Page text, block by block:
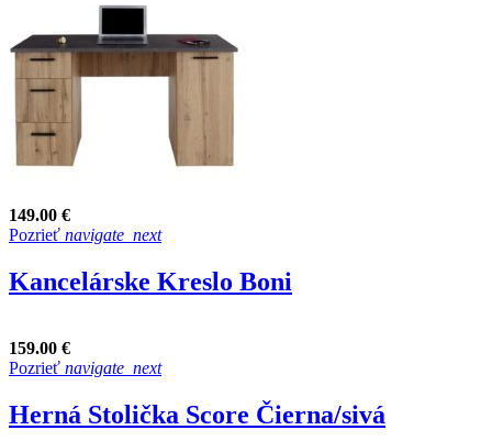
149.00 €
Pozrieť navigate_next
Kancelárske Kreslo Boni
159.00 €
Pozrieť navigate_next
Herná Stolička Score Čierna/sivá